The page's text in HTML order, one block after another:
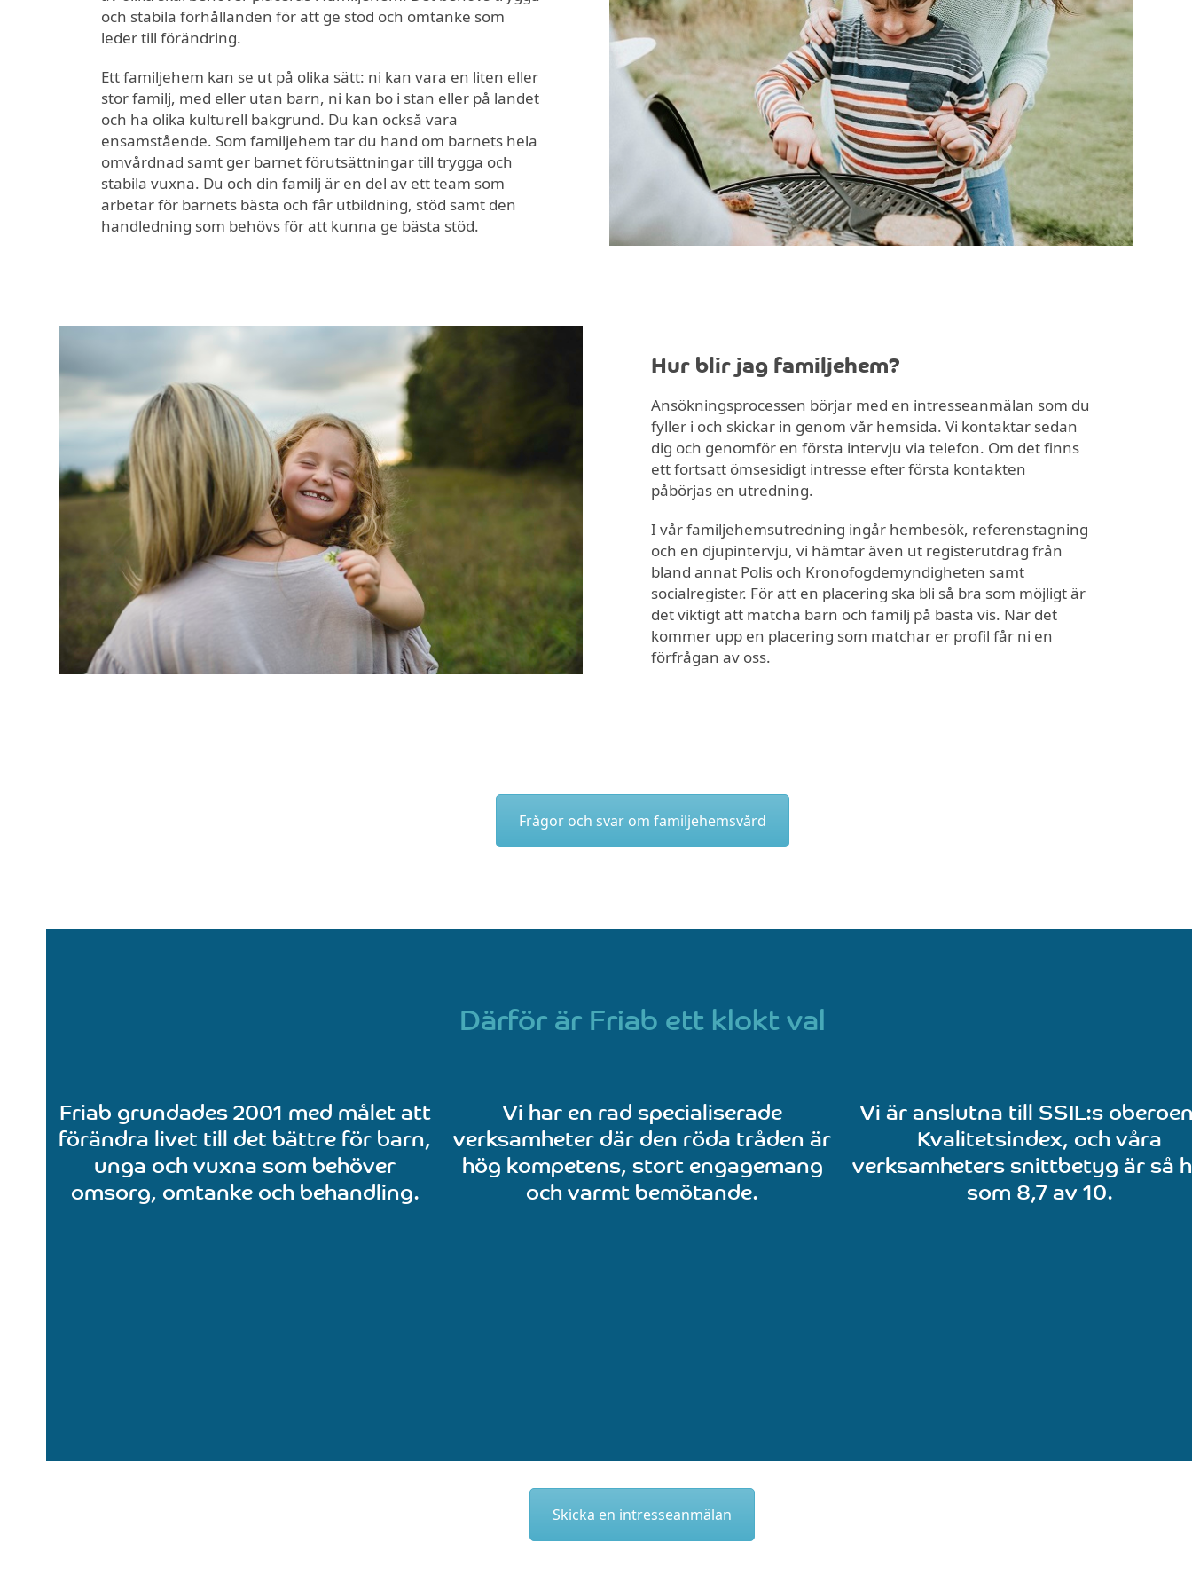
och stabila förhållanden för att ge stöd och omtanke som
leder till förändring.
Ett familjehem kan se ut på olika sätt: ni kan vara en liten eller
stor familj, med eller utan barn, ni kan bo i stan eller på landet
och ha olika kulturell bakgrund. Du kan också vara
ensamstående. Som familjehem tar du hand om barnets hela
omvårdnad samt ger barnet förutsättningar till trygga och
stabila vuxna. Du och din familj är en del av ett team som
arbetar för barnets bästa och får utbildning, stöd samt den
handledning som behövs för att kunna ge bästa stöd.
Hur blir jag familjehem?
Ansökningsprocessen börjar med en intresseanmälan som du
fyller i och skickar in genom vår hemsida. Vi kontaktar sedan
dig och genomför en första intervju via telefon. Om det finns
ett fortsatt ömsesidigt intresse efter första kontakten
påbörjas en utredning.
I vår familjehemsutredning ingår hembesök, referenstagning
och en djupintervju, vi hämtar även ut registerutdrag från
bland annat Polis och Kronofogdemyndigheten samt
socialregister. För att en placering ska bli så bra som möjligt är
det viktigt att matcha barn och familj på bästa vis. När det
kommer upp en placering som matchar er profil får ni en
förfrågan av oss.
Frågor och svar om familjehemsvård
Därför är Friab ett klokt val
Friab grundades 2001 med målet att
förändra livet till det bättre för barn,
unga och vuxna som behöver
omsorg, omtanke och behandling.
Vi har en rad specialiserade
verksamheter där den röda tråden är
hög kompetens, stort engagemang
och varmt bemötande.
Vi är anslutna till SSIL:s
Kvalitetsindex, och våra
verksamheters snittbetyg är så
som 8,7 av 10.
Skicka en intresseanmälan